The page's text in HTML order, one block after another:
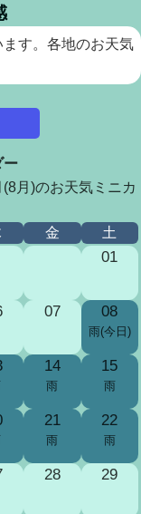
す。各地のお天気
ー
月)のお天気ミニカ
金 土
01
07 08
雨(今日)
14
雨
15
雨
21
雨
22
雨
28 29